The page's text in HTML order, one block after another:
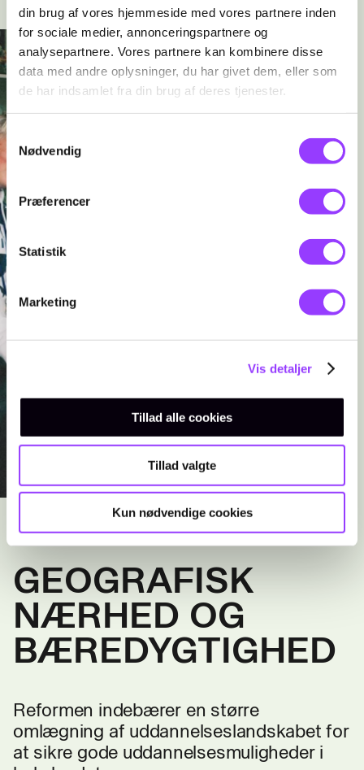
din brug af vores hjemmeside med vores partnere inden
for sociale medier, annonceringspartnere og
analysepartnere. Vores partnere kan kombinere disse
data med andre oplysninger, du har givet dem, eller som
de har indsamlet fra din brug af deres tjenester.
Samtykkevalg
Nødvendig
Præferencer
Statistik
Marketing
Vis detaljer
Tillad alle cookies
Tillad valgte
Kun nødvendige cookies
GEOGRAFISK
NÆRHED OG
BÆREDYGTIGHED
Reformen indebærer en større
omlægning af uddannelseslandskabet for
at sikre gode uddannelsesmuligheder i